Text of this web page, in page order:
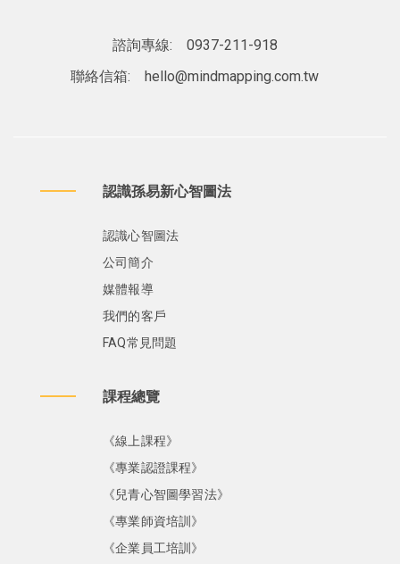
諮詢專線:
0937-211-918
聯絡信箱:
hello@mindmapping.com.tw
認識孫易新心智圖法
認識心智圖法
公司簡介
媒體報導
我們的客戶
FAQ常見問題
課程總覽
《線上課程》
《專業認證課程》
《兒青心智圖學習法》
《專業師資培訓》
《企業員工培訓》